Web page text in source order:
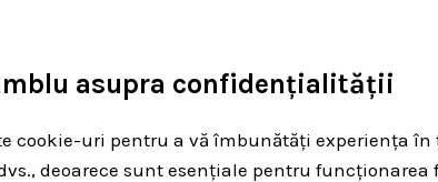
asupra confidențialității
cookie-uri pentru a vă îmbunătăți experiența
deoarece sunt esențiale pentru